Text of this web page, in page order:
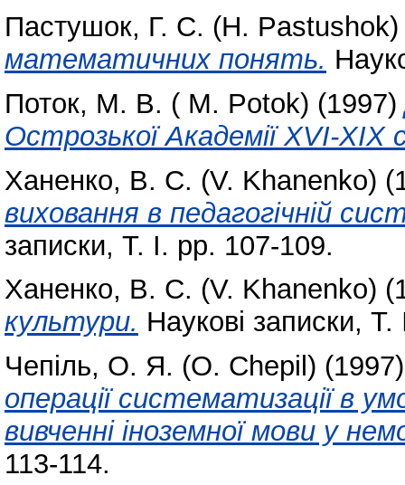
Пастушок, Г. С. (H. Pastushok)
математичних понять.
Поток, М. В. ( M. Potok) (1997)
Острозької Академії ХVІ-ХІХ
Ханенко, В. С. (V. Khanenko)
виховання в педагогічній
записки, Т. І. pp. 107-109.
Ханенко, В. С. (V. Khanenko)
культури. Наукові записки, Т.
Чепіль, О. Я. (O. Chepil)
операції систематизації в
вивченні іноземної мови у
113-114.